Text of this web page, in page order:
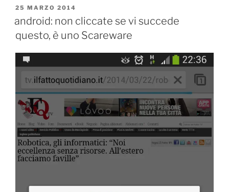
PUBBLICATO
25 MARZO 2014
android: non cliccate se vi succede
questo, è uno Scareware